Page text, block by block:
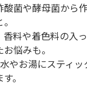
菌や酵母菌から
料や着色料の入
悩みも。
やお湯にスティッ
。